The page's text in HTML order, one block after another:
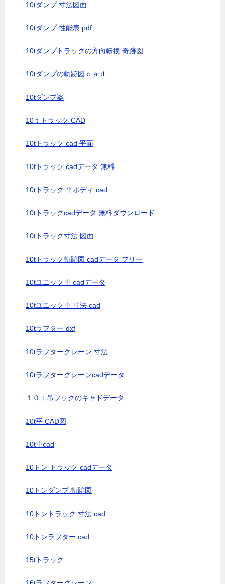
10tダンプ 寸法図面
10tダンプ 性能表 pdf
10tダンプトラックの方向転換 奇跡図
10tダンプの軌跡図ｃａｄ
10tダンプ姿
10ｔトラック CAD
10tトラック cad 平面
10tトラック cadデータ 無料
10tトラック 平ボディ cad
10tトラックcadデータ 無料ダウンロード
10tトラック寸法 図面
10tトラック軌跡図 cadデータ フリー
10tユニック車 cadデータ
10tユニック車 寸法 cad
10tラフター dxf
10tラフタークレーン 寸法
10tラフタークレーンcadデータ
１０ｔ吊フックのキャドデータ
10t平 CAD図
10t車cad
10トン トラック cadデータ
10トンダンプ 軌跡図
10トントラック 寸法 cad
10トンラフター cad
15tトラック